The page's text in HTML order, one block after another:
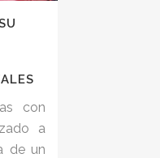
con
a
de un